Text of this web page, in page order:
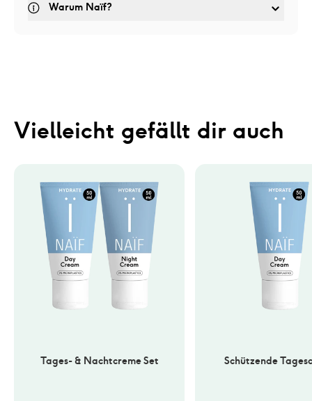
Warum Naïf?
Vielleicht gefällt dir auch
Tages- & Nachtcreme Set Schützende